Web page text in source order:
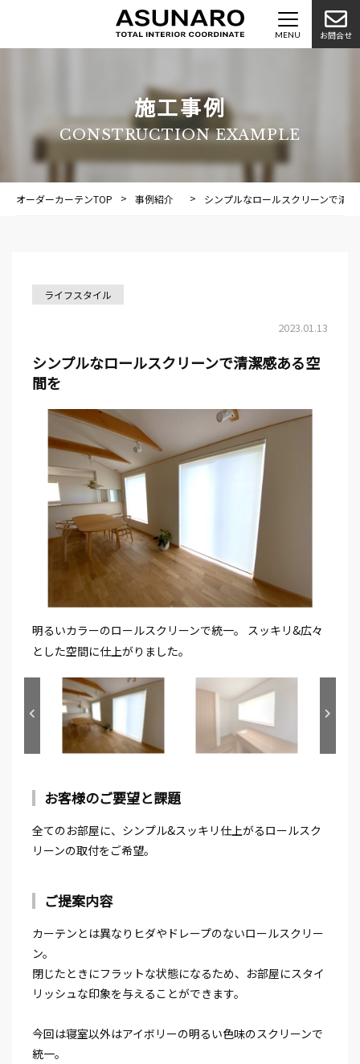
お問合せ
施工事例
CONSTRUCTION EXAMPLE
オーダーカーテンTOP 事例紹介 施工事例
シンプルなロールスクリーンで清
ライフスタイル
2023.01.13
シンプルなロールスクリーンで清潔感ある空
間を
明るいカラーのロールスクリーンで統一。 スッキリ&広々
とした空間に仕上がりました。
お客様のご要望と課題
全てのお部屋に、シンプル&スッキリ仕上がるロールスク
リーンの取付をご希望。
ご提案内容
⁡カーテンとは異なりヒダやドレープのないロールスクリー
ン。
閉じたときにフラットな状態になるため、お部屋にスタイ
リッシュな印象を与えることができます。
今回は寝室以外はアイボリーの明るい色味のスクリーンで
統一。